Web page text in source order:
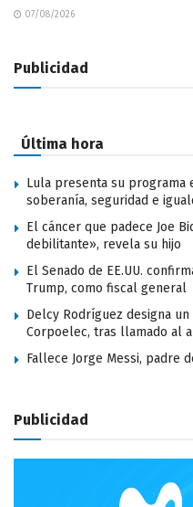
07/08/2026
Publicidad
Última hora
Lula presenta su programa
soberanía, seguridad e
El cáncer que padece Joe
debilitante», revela su hijo
El Senado de EE.UU.
Trump, como fiscal general
Delcy Rodríguez designa
Corpoelec, tras llamado al
Fallece Jorge Messi, padre
Publicidad